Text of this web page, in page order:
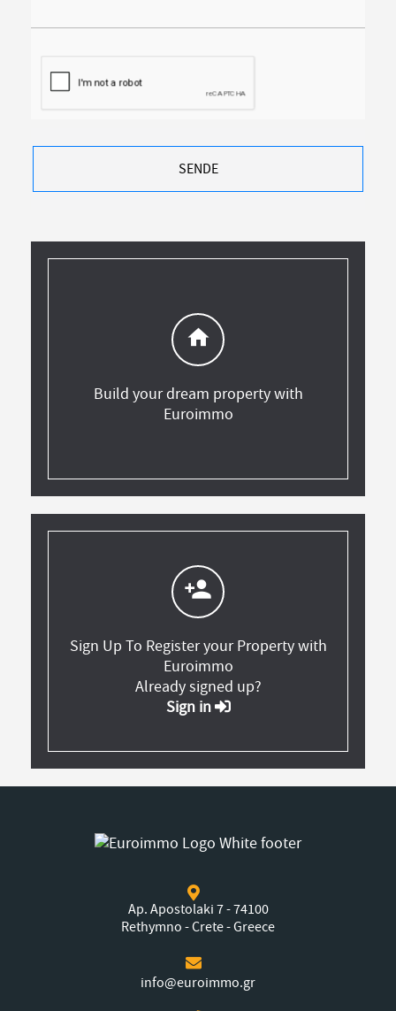
SENDE
home
Build your dream property with
Euroimmo
person_add
Sign Up To Register your Property with
Euroimmo
Already signed up?
Sign in
Ap. Apostolaki 7 - 74100
Rethymno - Crete - Greece
info@euroimmo.gr